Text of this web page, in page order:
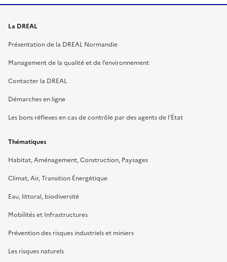
La DREAL
Présentation de la DREAL Normandie
Management de la qualité et de l’environnement
Contacter la DREAL
Démarches en ligne
Les bons réflexes en cas de contrôle par des agents de l’État
Thématiques
Habitat, Aménagement, Construction, Paysages
Climat, Air, Transition Énergétique
Eau, littoral, biodiversité
Mobilités et Infrastructures
Prévention des risques industriels et miniers
Les risques naturels